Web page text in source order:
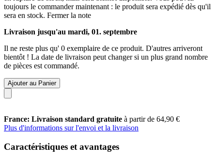
toujours le commander maintenant : le produit sera expédié dès qu'il
sera en stock. Fermer la note
Livraison jusqu'au mardi, 01. septembre
Il ne reste plus qu' 0 exemplaire de ce produit. D'autres arriveront
bientôt ! La date de livraison peut changer si un plus grand nombre
de pièces est commandé.
Ajouter au Panier
France: Livraison standard gratuite à partir de 64,90 €
Plus d'informations sur l'envoi et la livraison
Caractéristiques et avantages